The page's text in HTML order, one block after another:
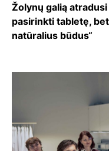
Žolynų galią atradusi
pasirinkti tabletę,
natūralius būdus“